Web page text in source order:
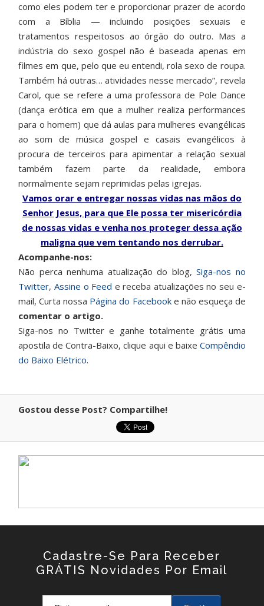
como eles podem ter e proporcionar prazer de acordo
com a Bíblia — incluindo posições sexuais e
tratamentos respeitosos ao órgão do outro. Mas a
indústria do sexo gospel não é baseada apenas em
filmes em que, pelo que eu entendi, rola sexo de roupa.
Também há outras… atividades nesse mercado”, revela
Carol, que se refere a uma professora de Pole Dance
(dança erótica em que a mulher realiza performances
para o homem) que dá aulas para mulheres evangélicas
ao som de música gospel e casais evangélicos à
procura de terceiros para apimentar a relação sexual
também fazem parte da realidade, embora
normalmente sejam reprimidas pelas igrejas.
Vamos orar e entregar nossas vidas nas mãos do
Senhor Jesus, para que Ele possa ter misericórdia
de nossas vidas e venha nos proteger dessa ação
maligna que vem tentando nos derrubar.
Acompanhe-nos:
Não perca nenhuma atualização do blog,Siga-nos no
Twitter, Assine o Feed e receba atualizações no seu e-
mail, Curta nossa Página do Facebooke não esqueça de
comentar o artigo.
Siga-nos no Twitter e ganhe totalmente grátis uma
apostila de Contra-Baixo, clique aqui e baixe Compêndio
do Baixo Elétrico.
Gostou desse Post? Compartilhe!
Cadastre-Se Para Receber
GRÁTIS Novidades Por Email